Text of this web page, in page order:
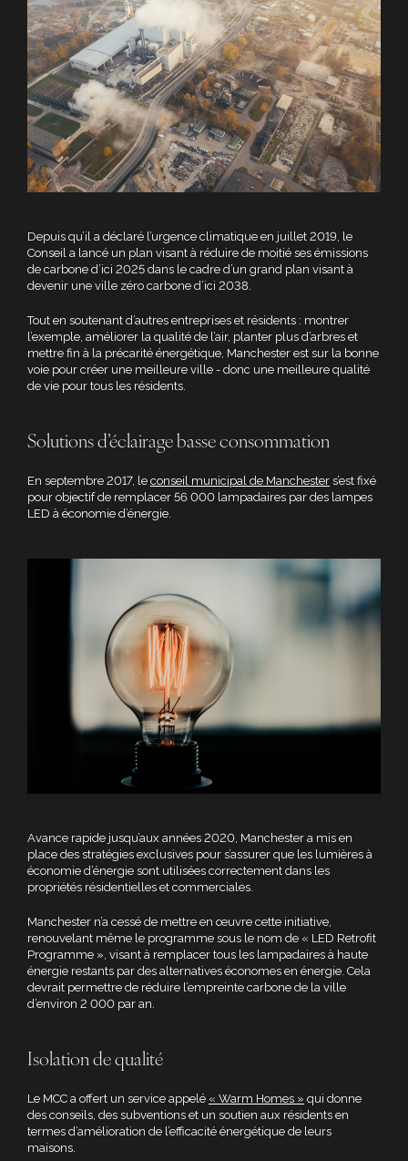
Depuis qu’il a déclaré l’urgence climatique en juillet 2019, le
Conseil a lancé un plan visant à réduire de moitié ses émissions
de carbone d’ici 2025 dans le cadre d’un grand plan visant à
devenir une ville zéro carbone d’ici 2038.
Tout en soutenant d’autres entreprises et résidents : montrer
l’exemple, améliorer la qualité de l’air, planter plus d’arbres et
mettre fin à la précarité énergétique, Manchester est sur la bonne
voie pour créer une meilleure ville - donc une meilleure qualité
de vie pour tous les résidents.
Solutions d’éclairage basse consommation
En septembre 2017, le conseil municipal de Manchester s’est fixé
pour objectif de remplacer 56 000 lampadaires par des lampes
LED à économie d’énergie.
Avance rapide jusqu’aux années 2020, Manchester a mis en
place des stratégies exclusives pour s’assurer que les lumières à
économie d’énergie sont utilisées correctement dans les
propriétés résidentielles et commerciales.
Manchester n’a cessé de mettre en œuvre cette initiative,
renouvelant même le programme sous le nom de « LED Retrofit
Programme », visant à remplacer tous les lampadaires à haute
énergie restants par des alternatives économes en énergie. Cela
devrait permettre de réduire l’empreinte carbone de la ville
d’environ 2 000 par an.
Isolation de qualité
Le MCC a offert un service appelé « Warm Homes » qui donne
des conseils, des subventions et un soutien aux résidents en
termes d’amélioration de l’efficacité énergétique de leurs
maisons.